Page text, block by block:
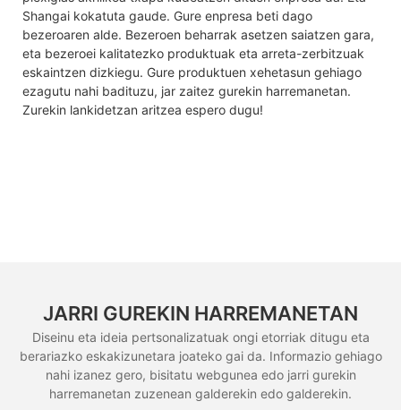
Shangai kokatuta gaude. Gure enpresa beti dago
bezeroaren alde. Bezeroen beharrak asetzen saiatzen gara,
eta bezeroei kalitatezko produktuak eta arreta-zerbitzuak
eskaintzen dizkiegu. Gure produktuen xehetasun gehiago
ezagutu nahi badituzu, jar zaitez gurekin harremanetan.
Zurekin lankidetzan aritzea espero dugu!
JARRI GUREKIN HARREMANETAN
Diseinu eta ideia pertsonalizatuak ongi etorriak ditugu eta
berariazko eskakizunetara joateko gai da. Informazio gehiago
nahi izanez gero, bisitatu webgunea edo jarri gurekin
harremanetan zuzenean galderekin edo galderekin.